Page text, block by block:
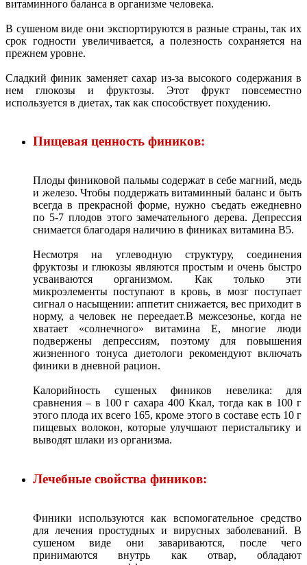
витаминного баланса в организме человека.
В сушеном виде они экспортируются в разные страны, так их
срок годности увеличивается, а полезность сохраняется на
прежнем уровне.
Сладкий финик заменяет сахар из-за высокого содержания в
нем глюкозы и фруктозы. Этот фрукт повсеместно
используется в диетах, так как способствует похудению.
Пищевая ценность фиников:
Плоды финиковой пальмы содержат в себе магний, медь
и железо. Чтобы поддержать витаминный баланс и быть
всегда в прекрасной форме, нужно съедать ежедневно
по 5-7 плодов этого замечательного дерева. Депрессия
снимается благодаря наличию в финиках витамина В5.
Несмотря на углеводную структуру, соединения
фруктозы и глюкозы являются простым и очень быстро
усваиваются организмом. Как только эти
микроэлементы поступают в кровь, в мозг поступает
сигнал о насыщении: аппетит снижается, вес приходит в
норму, а человек не переедает.В межсезонье, когда не
хватает «солнечного» витамина Е, многие люди
подвержены депрессиям, поэтому для повышения
жизненного тонуса диетологи рекомендуют включать
финики в дневной рацион.
Калорийность сушеных фиников невелика: для
сравнения – в 100 г сахара 400 Ккал, тогда как в 100 г
этого плода их всего 165, кроме этого в составе есть 10 г
пищевых волокон, которые улучшают перистальтику и
выводят шлаки из организма.
Лечебные свойства фиников:
Финики используются как вспомогательное средство
для лечения простудных и вирусных заболеваний. В
сушеном виде они завариваются, после чего
принимаются внутрь как отвар, обладают